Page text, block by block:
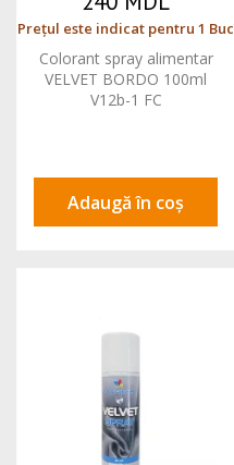
Prețul este indicat pentru 1 Buc
Colorant spray alimentar
VELVET BORDO 100ml
V12b-1 FC
Adaugă în coș